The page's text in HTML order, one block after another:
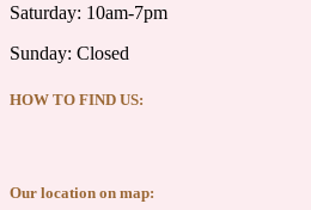
Saturday: 10am-7pm
Sunday: Closed
HOW TO FIND US:
Our location on map: